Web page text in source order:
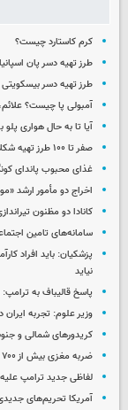
کرم کاستارد چیست؟
طرز تهیه دسر پان
طرز تهیه دسر بیسکویتی
آمبولی پا چیست؟
آیا تا به حال هواری
صفر تا ۱۰۰ طرز تهیه شکلات آلمانی
غذای محبوب پاندای
اخراج دو مأمور ارشد
کانادا دو مظنون
سامانه‌های تامین
پزشکیان: باید افراد
نیاید
پاسخ قالیباف به
وزیر علوم: تجربه ایران
کریدورهای شمالی و
ضربه مغزی بیش از ۷۰۰ نظامی آمریکایی در حملات ایران
لفاظی جدید ترامپ علیه
آمریکا تحریم‌های